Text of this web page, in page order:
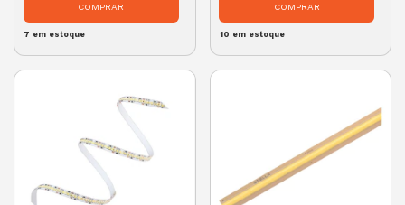
7 em estoque 10 em estoque